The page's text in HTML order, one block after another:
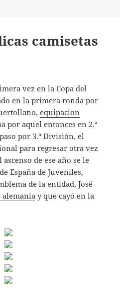
camisetas
vez en la Copa del
en la primera ronda por
equipacion
por aquel entonces en 2.ª
por 3.ª División, el
para regresar otra vez
de ese año se le
España de Juveniles,
de la entidad, José
alemania y que cayó en la